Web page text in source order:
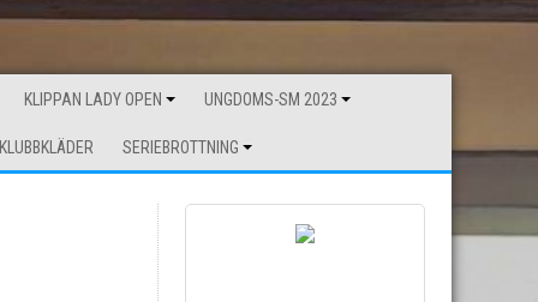
KLIPPAN LADY OPEN UNGDOMS-SM 2023
KLUBBKLÄDER SERIEBROTTNING